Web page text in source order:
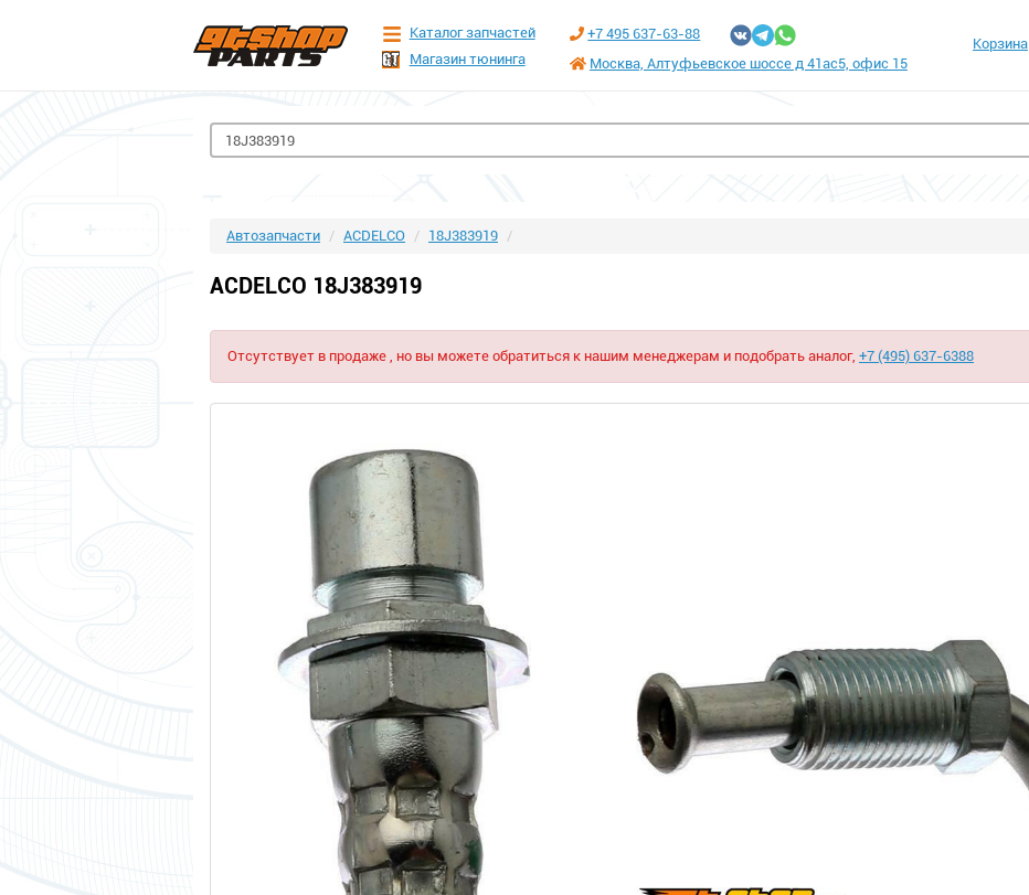
Каталог запчастей
Магазин тюнинга
+7 495 637-63-88
Москва, Алтуфьевское шоссе д 41ас5, офис 15
Корзина
Автозапчасти ACDELCO 18J383919
ACDELCO 18J383919
Отсутствует в продаже , но вы можете обратиться к нашим менеджерам и подобрать аналог, +7 (495) 637-6388